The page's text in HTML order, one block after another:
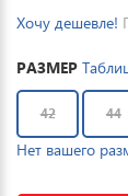
Хочу дешевле!
РАЗМЕР
42 44
Нет вашего